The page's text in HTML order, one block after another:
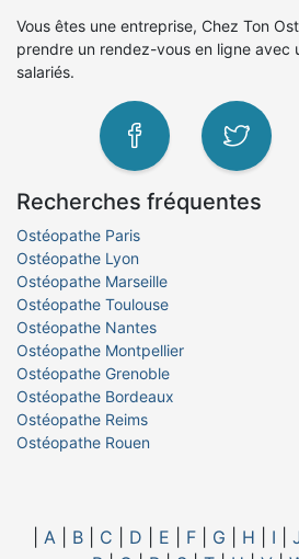
Vous êtes une entreprise, Chez Ton
prendre un rendez-vous en ligne avec
salariés.
Recherches fréquentes
Ostéopathe Paris
Ostéopathe Lyon
Ostéopathe Marseille
Ostéopathe Toulouse
Ostéopathe Nantes
Ostéopathe Montpellier
Ostéopathe Grenoble
Ostéopathe Bordeaux
Ostéopathe Reims
Ostéopathe Rouen
A B C D E F G H I